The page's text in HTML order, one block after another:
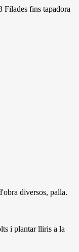
Filades fins tapadora
diversos, palla.
i plantar lliris a la